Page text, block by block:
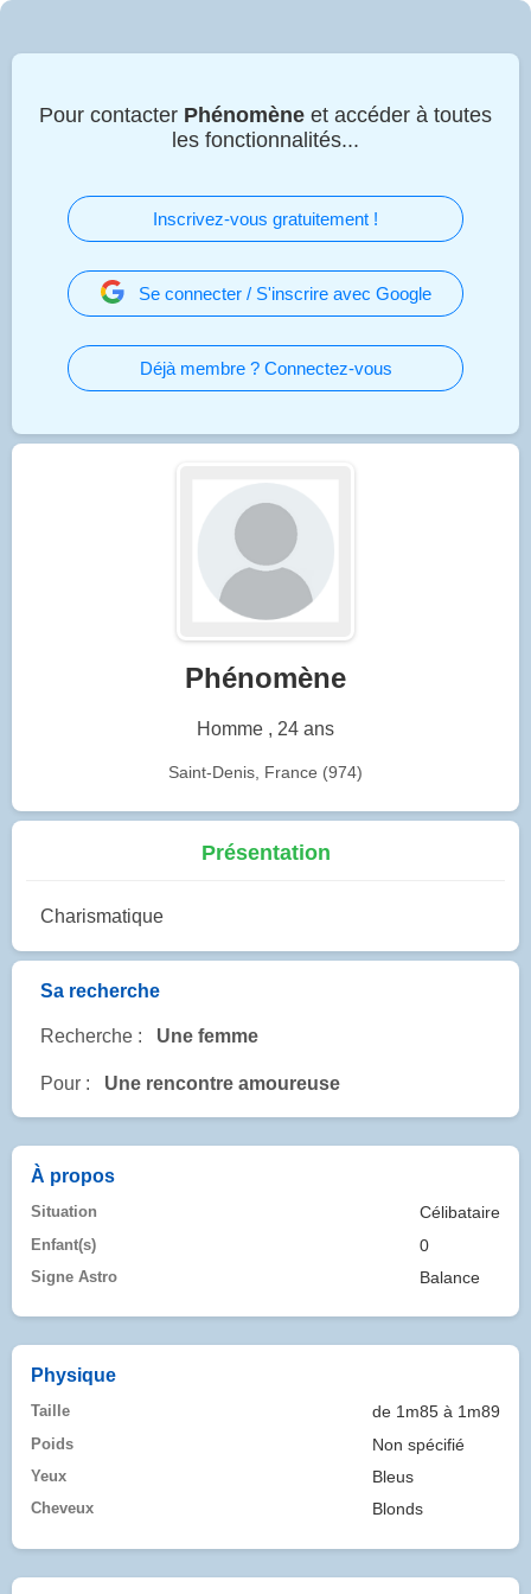
Pour contacter Phénomène et accéder à toutes
les fonctionnalités...
Inscrivez-vous gratuitement !
Se connecter / S'inscrire avec Google
Déjà membre ? Connectez-vous
Phénomène
Homme , 24 ans
Saint-Denis, France (974)
Présentation
Charismatique
Sa recherche
Recherche : Une femme
Pour : Une rencontre amoureuse
À propos
Situation Célibataire
Enfant(s) 0
Signe Astro Balance
Physique
Taille de 1m85 à 1m89
Poids Non spécifié
Yeux Bleus
Cheveux Blonds